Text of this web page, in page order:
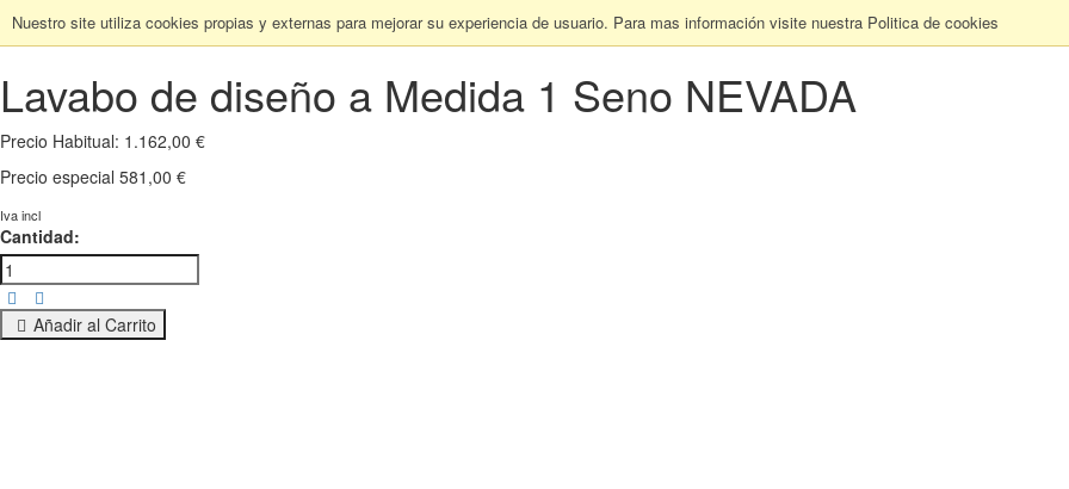
Nuestro site utiliza cookies propias y externas para mejorar su experiencia de usuario. Para mas información visite nuestra Politica de cookies
Lavabo de diseño a Medida 1 Seno NEVADA
Precio Habitual: 1.162,00 €
Precio especial 581,00 €
Iva incl
Cantidad:
Añadir al Carrito